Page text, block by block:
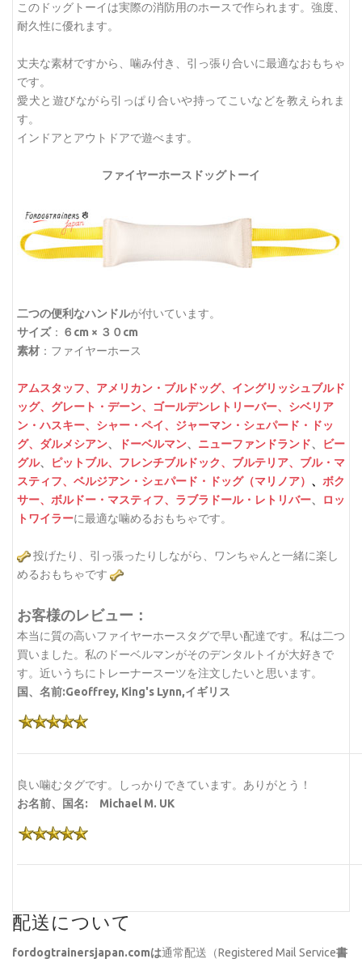
このドッグトーイは実際の消防用のホースで作られます。強度、
耐久性に優れます。
丈夫な素材ですから、噛み付き、引っ張り合いに最適なおもちゃ
です。
愛犬と遊びながら引っぱり合いや持ってこいなどを教えられま
す。
インドアとアウトドアで遊べます。
ファイヤーホースドッグトーイ
二つの便利なハンドルが付いています。
サイズ： ６cm × ３０cm
素材 ：ファイヤーホース
アムスタッフ、 アメリカン・ブルドッグ、 イングリッシュブルド
ッグ、 グレート・デーン、 ゴールデンレトリーバー、 シベリア
ン・ハスキー、 シャー・ペイ、 ジャーマン・シェパード・ドッ
グ、 ダルメシアン、 ドーベルマン、 ニューファンドランド、
ビー
グル、 ピットブル、 フレンチブルドック、 ブルテリア、 ブル・マ
スティフ、 ベルジアン・シェパード・ドッグ（マリノア） 、 ボク
サー、 ボルドー・マスティフ、 ラブラドール・レトリバー、
ロッ
トワイラーに最適な噛めるおもちゃです。
投げたり、引っ張ったりしながら、ワンちゃんと一緒に楽し
めるおもちゃです
お客様のレビュー：
本当に質の高いファイヤーホースタグで早い配達です。私は二つ
買いました。私のドーベルマンがそのデンタルトイが大好きで
す。近いうちにトレーナースーツを注文したいと思います。
国、名前:Geoffrey, King's Lynn,イギリス
良い噛むタグです。しっかりできています。ありがとう！
お名前、国名: Michael M. UK
配送について
fordogtrainersjapan.comは通常配送（Registered Mail Service書